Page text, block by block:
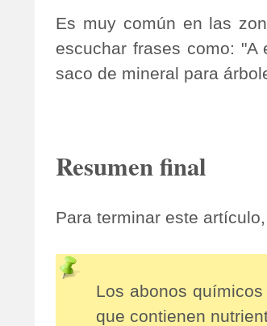
Es muy común en las
escuchar frases como:
saco de mineral para
Resumen final
Para terminar este
Los abonos
que contienen